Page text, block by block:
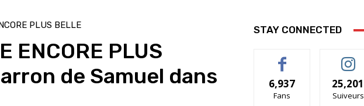
PLUS BELLE
ENCORE PLUS
de Samuel dans
STAY CONNECTED
6,937
Fans
25,201
Suiveurs